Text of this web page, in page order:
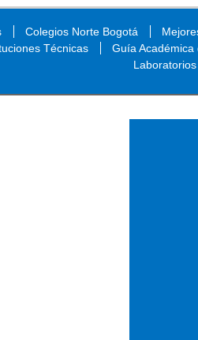
Colegios Norte Bogotá
Técnicas
Guía